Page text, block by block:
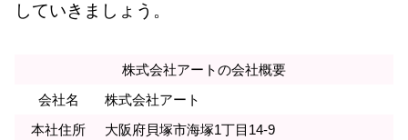
していきましょう。
株式会社アートの会社概要
会社名
株式会社アート
本社住所
大阪府貝塚市海塚1丁目14-9